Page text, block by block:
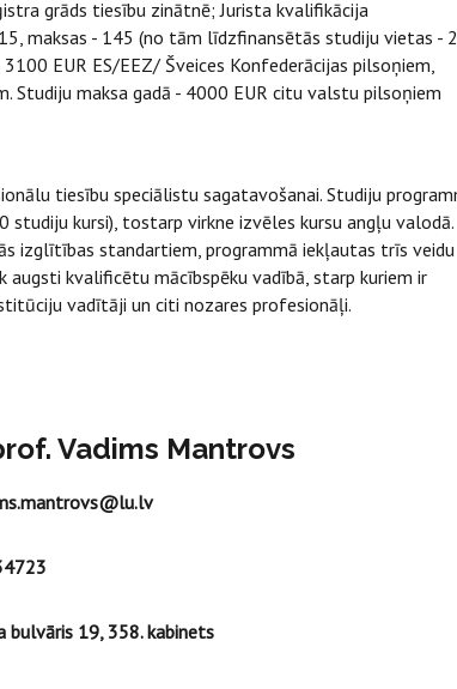
grāds tiesību zinātnē; Jurista kvalifikācija
maksas - 145 (no tām līdzfinansētās studiju vietas -
EUR ES/EEZ/ Šveices Konfederācijas pilsoņiem,
Studiju maksa gadā - 4000 EUR citu valstu pilsoņiem
tiesību speciālistu sagatavošanai. Studiju
studiju kursi), tostarp virkne izvēles kursu angļu valodā.
izglītības standartiem, programmā iekļautas trīs veidu
augsti kvalificētu mācībspēku vadībā, starp kuriem ir
vadītāji un citi nozares profesionāļi.
Vadims Mantrovs
bulvāris 19, 358. kabinets